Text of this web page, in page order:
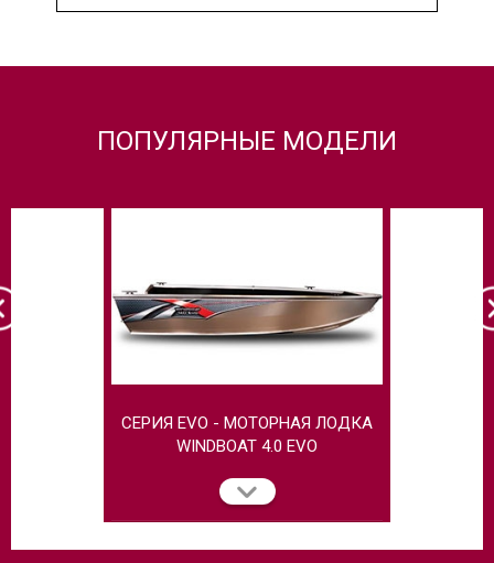
ПОПУЛЯРНЫЕ МОДЕЛИ
СЕРИЯ EVO - МОТОРНАЯ ЛОДКА
WINDBOAT 4.0 EVO